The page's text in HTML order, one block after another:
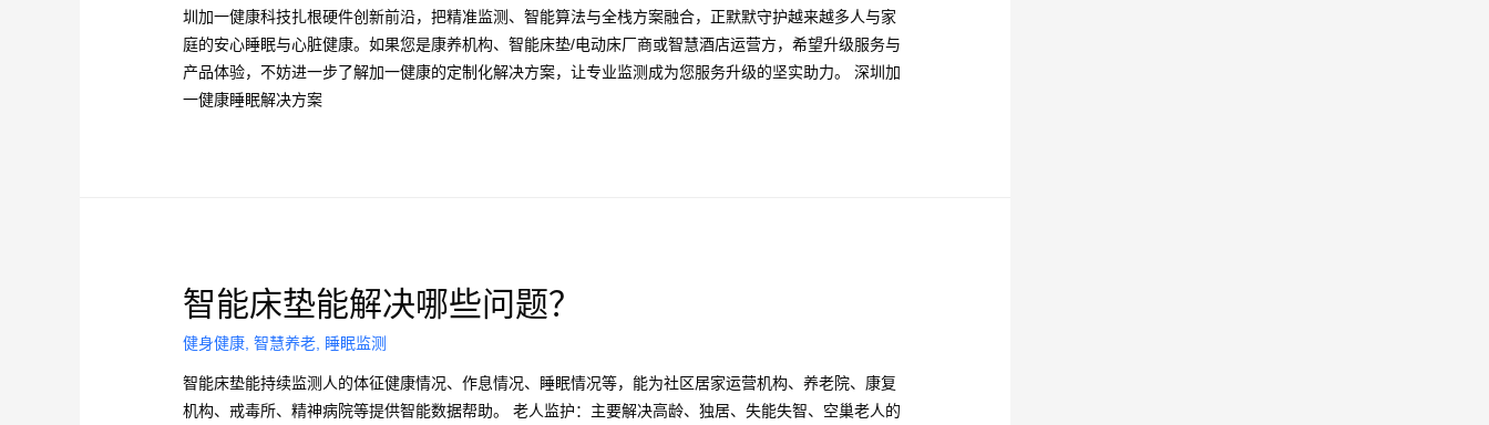
圳加一健康科技扎根硬件创新前沿，把精准监测、智能算法与全栈方案融合，正默默守护越来越多人与家
庭的安心睡眠与心脏健康。如果您是康养机构、智能床垫/电动床厂商或智慧酒店运营方，希望升级服务与
产品体验，不妨进一步了解加一健康的定制化解决方案，让专业监测成为您服务升级的坚实助力。 深圳加
一健康睡眠解决方案
智能床垫能解决哪些问题？
健身健康 ,智慧养老 睡眠监测
智能床垫能持续监测人的体征健康情况、作息情况、睡眠情况等，能为社区居家运营机构、养老院、康复
机构、戒毒所、精神病院等提供智能数据帮助。 老人监护：主要解决高龄、独居、失能失智、空巢老人的